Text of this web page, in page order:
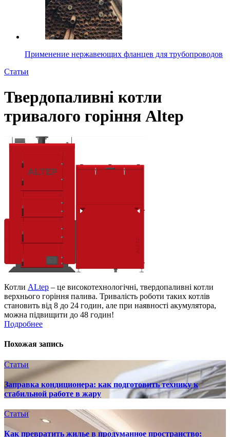
Применение нержавеющих фланцев для трубопроводов
Статьи
Твердопаливні котли
тривалого горіння Altep
Котли ALtep – це високотехнологічні, твердопаливні котли
верхнього горіння палива. Тривалість роботи таких котлів
становить від 8 до 24 годин, але при наявності акумулятора,
можна підвищити до 48 годин!
Подробнее
Похожая запись
Статьи
Заправка кондиционера: как подготовить технику к
стабильной работе в жару
Статьи
Как превратить жилье в продуманное пространство: